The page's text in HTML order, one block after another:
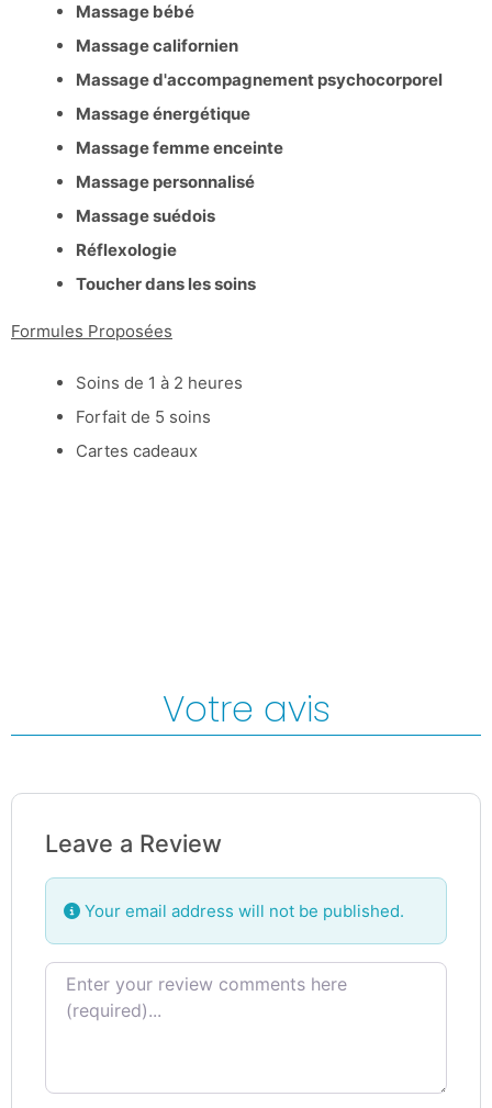
Massage bébé
Massage californien
Massage d'accompagnement psychocorporel
Massage énergétique
Massage femme enceinte
Massage personnalisé
Massage suédois
Réflexologie
Toucher dans les soins
Formules Proposées
Soins de 1 à 2 heures
Forfait de 5 soins
Cartes cadeaux
Votre avis
Leave a Review
Your email address will not be published.
Review text